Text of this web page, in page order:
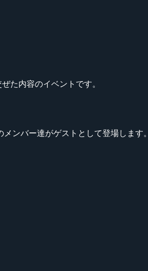
た内容のイベントです。
メンバー達がゲストとして登場します。